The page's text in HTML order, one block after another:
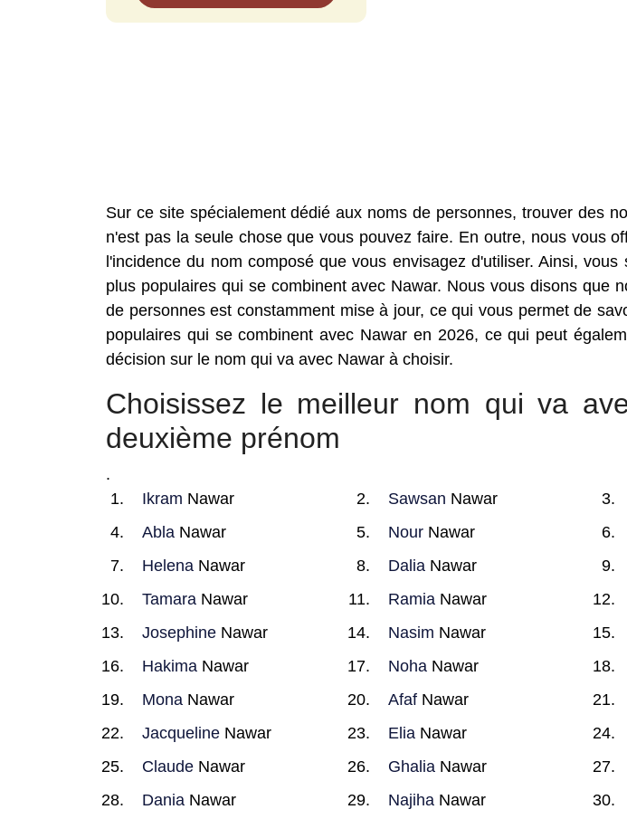
Sur ce site spécialement dédié aux noms de personnes, trouver des
n'est pas la seule chose que vous pouvez faire. En outre, nous vous
l'incidence du nom composé que vous envisagez d'utiliser. Ainsi,
plus populaires qui se combinent avec Nawar. Nous vous disons que
de personnes est constamment mise à jour, ce qui vous permet de
populaires qui se combinent avec Nawar en 2026, ce qui peut
décision sur le nom qui va avec Nawar à choisir.
Choisissez le meilleur nom qui va
deuxième prénom
.
Ikram Nawar Sawsan Nawar
Abla Nawar NourNawar
Helena Nawar DaliaNawar
Tamara Nawar RamiaNawar
Josephine Nawar Nasim Nawar
Hakima Nawar NohaNawar
Mona Nawar AfafNawar
Jacqueline Nawar EliaNawar
Claude Nawar GhaliaNawar
Dania Nawar NajihaNawar